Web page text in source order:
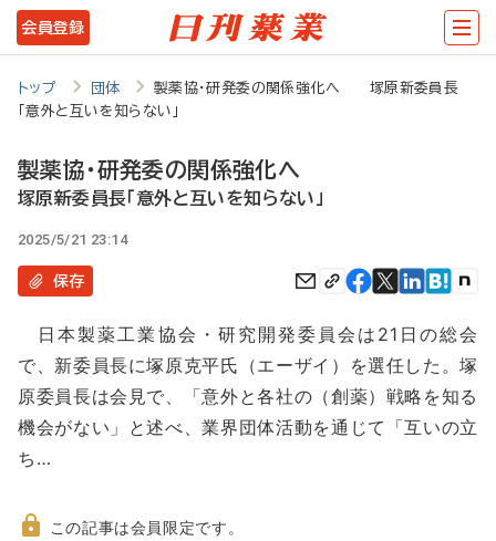
メ
イ
ン
テ
ツ
に
会員登録
トップ 団体
製薬協・研発委の関係強化へ 塚原新委員長
「意外と互いを知らない」
製薬協・研発委の関係強化へ
塚原新委員長「意外と互いを知らない」
2025/5/21 23:14
保存
日本製薬工業協会・研究開発委員会は21日の総会
で、新委員長に塚原克平氏（エーザイ）を選任した。塚
原委員長は会見で、「意外と各社の（創薬）戦略を知る
機会がない」と述べ、業界団体活動を通じて「互いの立
ち…
この記事は会員限定です。